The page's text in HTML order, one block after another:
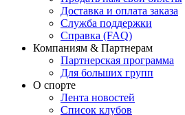
Доставка и оплата заказа
Служба поддержки
Справка (FAQ)
Компаниям & Партнерам
Партнерская программа
Для больших групп
О спорте
Лента новостей
Список клубов